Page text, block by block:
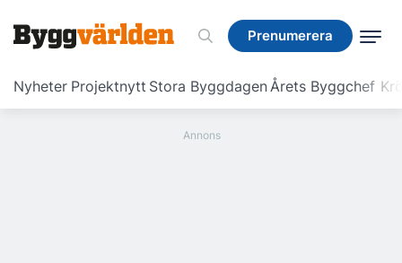
Prenumerera
Nyheter Projektnytt Stora ByggdagenÅrets Byggchef
Prenumerera